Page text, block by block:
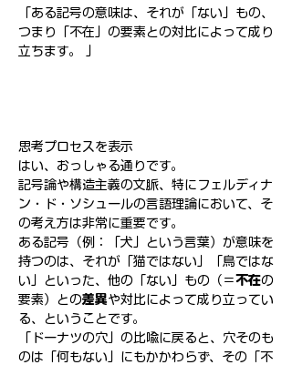
「ある記号の意味は、それが「ない」もの、
つまり「不在」の要素との対比によって成り
立ちます。 」
思考プロセスを表示
はい、おっしゃる通りです。
記号論や構造主義の文脈、特にフェルディナ
ン・ド・ソシュールの言語理論において、そ
の考え方は非常に重要です。
ある記号（例：「犬」という言葉）が意味を
持つのは、それが「猫ではない」「鳥ではな
い」といった、他の「ない」もの（＝ 不在の
要素）との差異や対比によって成り立ってい
る、ということです。
「ドーナツの穴」の比喩に戻ると、穴そのも
のは「何もない」にもかかわらず、その「不